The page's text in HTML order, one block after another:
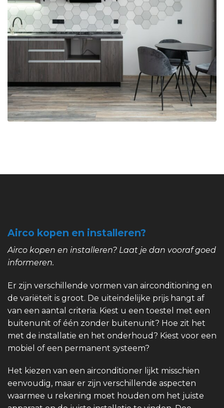
Airco kopen en installeren?
Airco kopen en installeren? Laat je dan vooraf goed
informeren.
Er zijn verschillende vormen van airconditioning en
de variëteit is groot. De uiteindelijke prijs hangt af
van een aantal criteria. Kiest u een toestel met een
buitenunit of één zonder buitenunit? Hoe zit het
met de installatie en het onderhoud? Kiest voor een
mobiel of een permanent systeem?
Het kiezen van een airconditioner lijkt misschien
eenvoudig, maar er zijn verschillende aspecten
waarmee u rekening moet houden om het juiste